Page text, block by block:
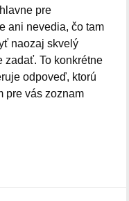
pre
ani nevedia, čo tam
naozaj skvelý
zadať. To konkrétne
odpoveď, ktorú
pre vás zoznam